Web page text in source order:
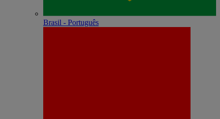
Brasil - Português